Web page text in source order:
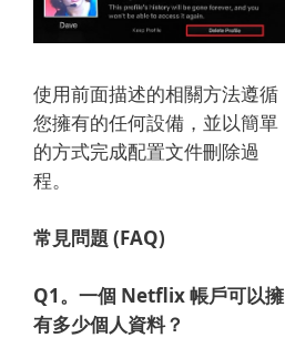
使用前面描述的相關方法遵循
您擁有的任何設備，並以簡單
的方式完成配置文件刪除過
程。
常見問題 (FAQ)
Q1。 一個 Netflix 帳戶可以擁
有多少個人資料？